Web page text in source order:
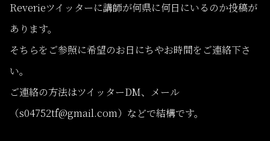
Reverieツイッターに講師が何県に何日にいるのか投稿が
あります。
そちらをご参照に希望のお日にちやお時間をご連絡下さ
い。
ご連絡の方法はツイッターDM、メール
（s04752tf@gmail.com）などで結構です。